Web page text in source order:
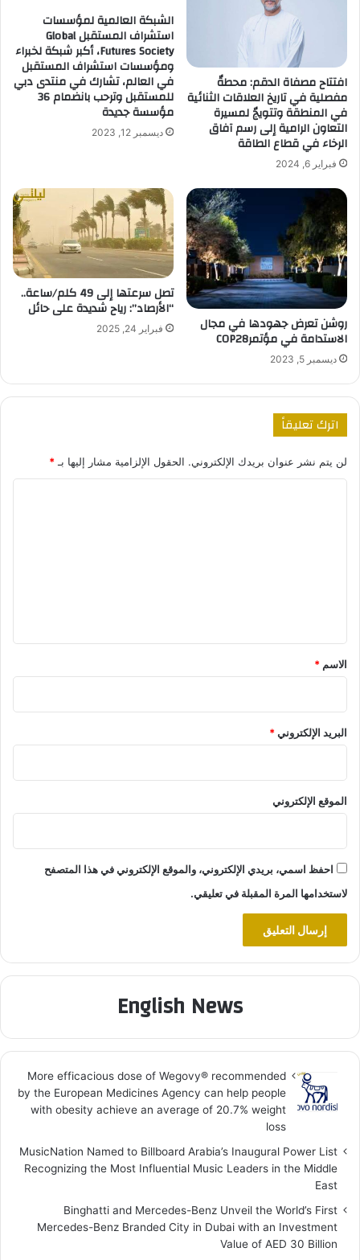
افتتاح مصفاة الدقم: محطةٌ
مفصلية في تاريخ العلاقات الثنائية
في المنطقة وتتويجٌ لمسيرة
التعاون الرامية إلى رسم آفاق
الرخاء في قطاع الطاقة
فبراير 6, 2024
الشبكة العالمية لمؤسسات
استشراف المستقبل Global
Futures Society، أكبر شبكة لخبراء
ومؤسسات استشراف المستقبل
في العالم، تشارك في منتدى دبي
للمستقبل وترحب بانضمام 36
مؤسسة جديدة
ديسمبر 12, 2023
روشن تعرض جهودها في مجال
الاستدامة في مؤتمرCOP28
ديسمبر 5, 2023
تصل سرعتها إلى 49 كلم/ساعة..
“الأرصاد”: رياح شديدة على حائل
فبراير 24, 2025
اترك تعليقاً
لن يتم نشر عنوان بريدك الإلكتروني. الحقول الإلزامية مشار إليها بـ *
*
الاسم *
البريد الإلكتروني*
الموقع الإلكتروني
احفظ اسمي، بريدي الإلكتروني، والموقع الإلكتروني في هذا المتصفح
لاستخدامها المرة المقبلة في تعليقي.
English News
More efficacious dose of Wegovy®️ recommended
by the European Medicines Agency can help people
with obesity achieve an average of 20.7% weight
loss
MusicNation Named to Billboard Arabia’s Inaugural Power List
Recognizing the Most Influential Music Leaders in the Middle
East
Binghatti and Mercedes-Benz Unveil the World’s First
Mercedes-Benz Branded City in Dubai with an Investment
Value of AED 30 Billion